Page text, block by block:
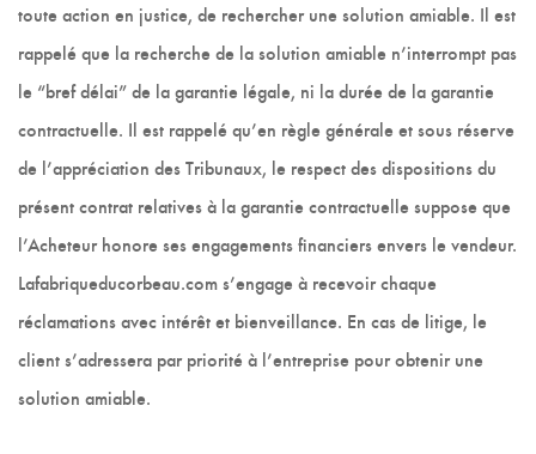
toute action en justice, de rechercher une solution amiable. Il est
rappelé que la recherche de la solution amiable n’interrompt pas
le “bref délai” de la garantie légale, ni la durée de la garantie
contractuelle. Il est rappelé qu’en règle générale et sous réserve
de l’appréciation des Tribunaux, le respect des dispositions du
présent contrat relatives à la garantie contractuelle suppose que
l’Acheteur honore ses engagements financiers envers le vendeur.
Lafabriqueducorbeau.com s’engage à recevoir chaque
réclamations avec intérêt et bienveillance. En cas de litige, le
client s’adressera par priorité à l’entreprise pour obtenir une
solution amiable.